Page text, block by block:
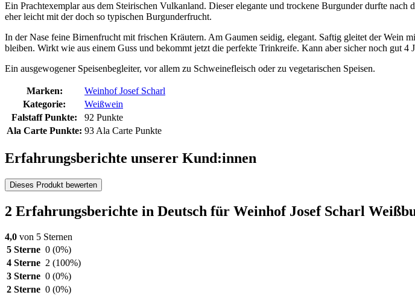
Ein Prachtexemplar aus dem Steirischen Vulkanland. Dieser elegante und trockene Burgunder durfte
eher leicht mit der doch so typischen Burgunderfrucht.
In der Nase feine Birnenfrucht mit frischen Kräutern. Am Gaumen seidig, elegant. Saftig gleitet der Wein
bleiben. Wirkt wie aus einem Guss und bekommt jetzt die perfekte Trinkreife. Kann aber sicher noch gut 4
Ein ausgewogener Speisenbegleiter, vor allem zu Schweinefleisch oder zu vegetarischen Speisen.
Marken:
Weinhof Josef Scharl
Kategorie:
Weißwein
Falstaff Punkte:
92 Punkte
Ala Carte Punkte: 93 Ala Carte Punkte
Erfahrungsberichte unserer Kund:innen
Dieses Produkt bewerten
2 Erfahrungsberichte in Deutsch für Weinhof Josef Scharl
4,0 von 5 Sternen
5 Sterne 0 (0%)
4 Sterne 2 (100%)
3 Sterne 0 (0%)
2 Sterne 0 (0%)